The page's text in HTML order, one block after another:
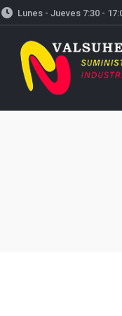
Lunes - Jueves 7:30 -